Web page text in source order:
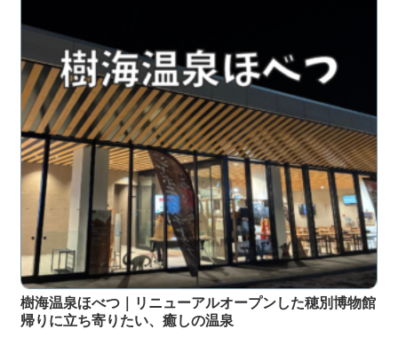
樹海温泉ほべつ｜リニューアルオープンした穂別博物館
帰りに立ち寄りたい、癒しの温泉